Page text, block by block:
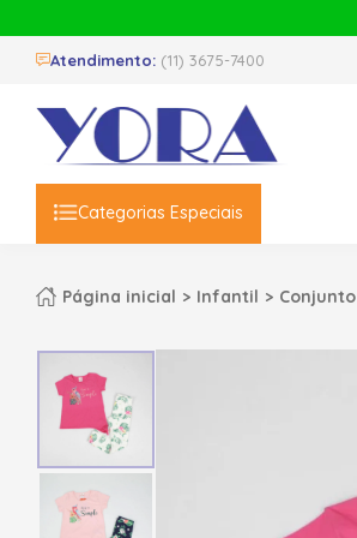
Atendimento: (11) 3675-7400
Categorias Especiais
Página inicial Infantil Conjunto